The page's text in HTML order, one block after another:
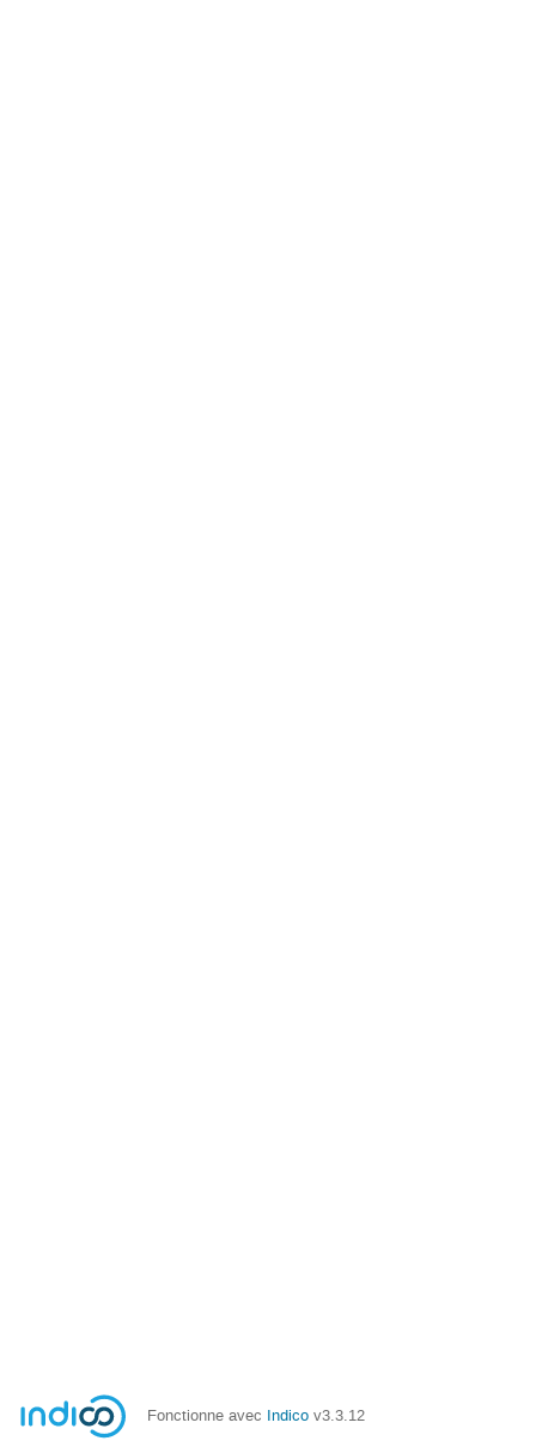
Fonctionne avec Indico v3.3.12